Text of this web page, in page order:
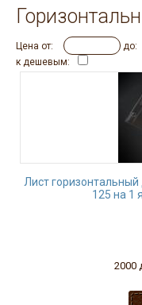
Цена от: до:
к дешевым:
Лист горизонтальный
125 на 1
2000